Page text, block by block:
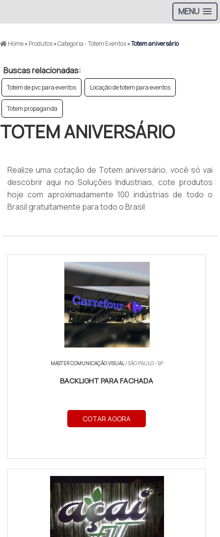
MENU
Home»Produtos»Categoria - Totem Eventos»Totem aniversário
Buscas relacionadas:
Totem de pvc para eventos Locação de totem para eventos
Totem propaganda
TOTEM ANIVERSÁRIO
Realize uma cotação de Totem aniversário, você só vai
descobrir aqui no Soluções Industriais, cote produtos
hoje com aproximadamente 100 indústrias de todo o
Brasil gratuitamente para todo o Brasil
MASTER COMUNICAÇÃO VISUAL/ SÃO PAULO - SP
BACKLIGHT PARA FACHADA
COTAR AGORA